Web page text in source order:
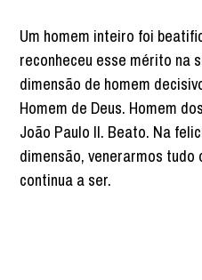
Um homem inteiro foi
reconheceu esse mérito na
dimensão de homem
Homem de Deus. Homem
João Paulo II. Beato. Na
dimensão, venerarmos tudo
continua a ser.